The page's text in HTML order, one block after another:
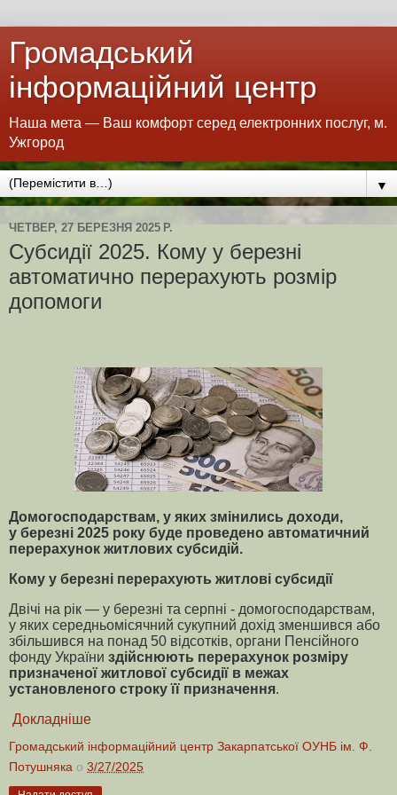
Громадський
інформаційний центр
Наша мета — Ваш комфорт серед електронних послуг, м.
Ужгород
▼
ЧЕТВЕР, 27 БЕРЕЗНЯ 2025 Р.
Субсидії 2025. Кому у березні
автоматично перерахують розмір
допомоги
Домогосподарствам, у яких змінились доходи,
у березні 2025 року буде проведено автоматичний
перерахунок житлових субсидій.
Кому у березні перерахують житлові субсидії
Двічі на рік — у березні та серпні - домогосподарствам,
у яких середньомісячний сукупний дохід зменшився або
збільшився на понад 50 відсотків, органи Пенсійного
фонду України здійснюють перерахунок розміру
призначеної житлової субсидії в межах
установленого строку її призначення.
Докладніше
Громадський інформаційний центр Закарпатської ОУНБ ім. Ф.
Потушняка о 3/27/2025